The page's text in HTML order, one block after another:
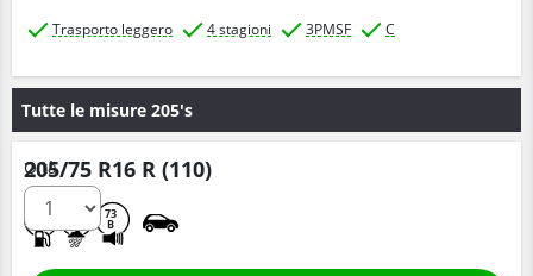
Trasporto leggero 4 stagioni 3PMSF C
Tutte le misure 205's
205/75 R16 R (110)
73
B
Q.tà